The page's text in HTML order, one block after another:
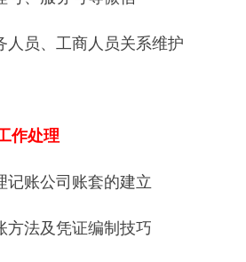
人员、工商人员关系维护
作处理
记账公司账套的建立
方法及凭证编制技巧